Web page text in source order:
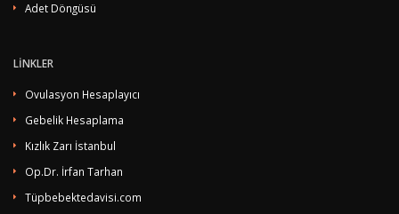
Adet Döngüsü
LİNKLER
Ovulasyon Hesaplayıcı
Gebelik Hesaplama
Kızlık Zarı İstanbul
Op.Dr. İrfan Tarhan
Tüpbebektedavisi.com